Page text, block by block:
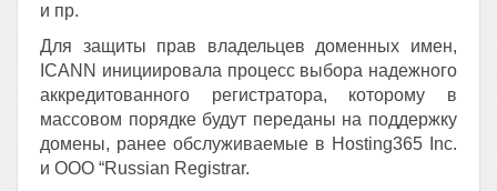
и пр.
Для защиты прав владельцев доменных имен,
ICANN инициировала процесс выбора надежного
аккредитованного регистратора, которому в
массовом порядке будут переданы на поддержку
домены, ранее обслуживаемые в Hosting365 Inc.
и OOO “Russian Registrar.